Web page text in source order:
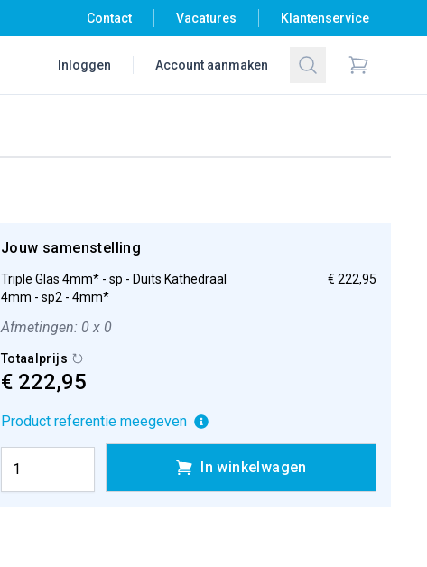
Contact Vacatures Klantenservice
Inloggen Account aanmaken Zoeken
Items in
Jouw samenstelling
Triple Glas 4mm* - sp - Duits Kathedraal
4mm - sp2 - 4mm*
€ 222,95
Afmetingen: 0 x 0
Totaalprijs
€ 222,95
Product referentie meegeven
In winkelwagen